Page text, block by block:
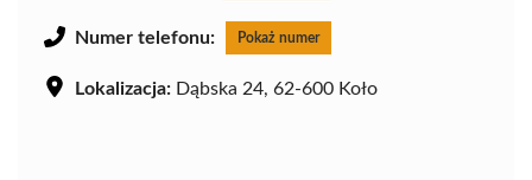
Numer telefonu: Pokaż numer
Lokalizacja: Dąbska 24, 62-600 Koło